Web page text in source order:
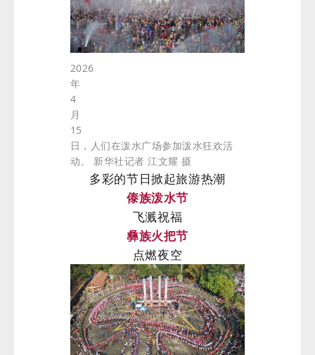
2026
年
4
月
15
日，人们在泼水广场参加泼水狂欢活
动。 新华社记者 江文耀 摄
多彩的节日掀起旅游热潮
傣族泼水节
飞溅祝福
彝族火把节
点燃夜空